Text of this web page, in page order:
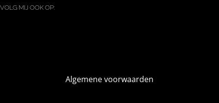
VOLG MIJ OOK OP:
Algemene voorwaarden